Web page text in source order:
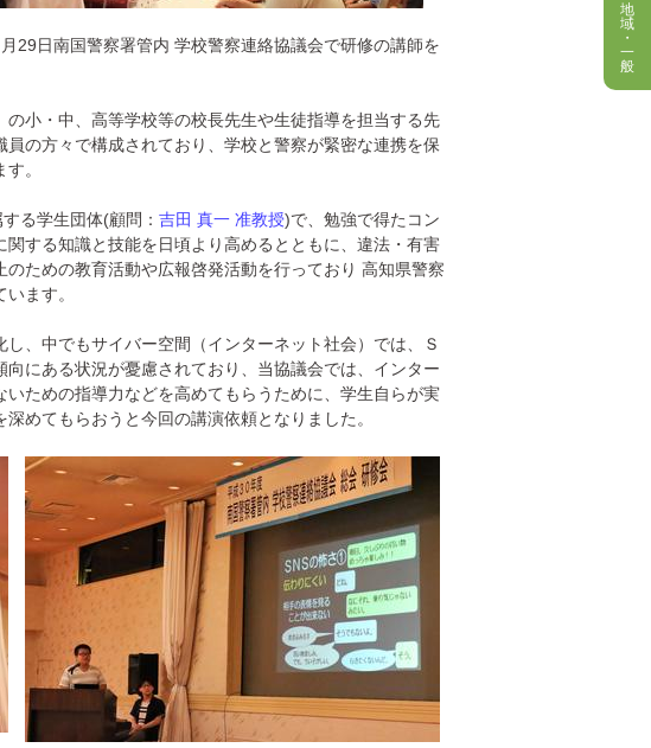
地
域
・
一
般
29日南国警察署管内 学校警察連絡協議会で研修の講師を
小・中、高等学校等の校長先生や生徒指導を担当する先
の方々で構成されており、学校と警察が緊密な連携を保
。
る学生団体(顧問： 吉田 真一 准教授)で、勉強で得たコン
する知識と技能を日頃より高めるとともに、違法・有害
ための教育活動や広報啓発活動を行っており 高知県警察
います。
、中でもサイバー空間（インターネット社会）では、Ｓ
にある状況が憂慮されており、当協議会では、インター
ための指導力などを高めてもらうために、学生自らが実
めてもらおうと今回の講演依頼となりました。